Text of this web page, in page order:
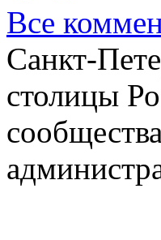
Все
Санкт-
столицы